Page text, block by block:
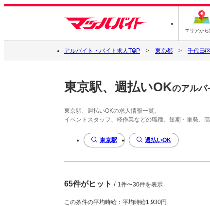
エリアから
アルバイト・バイト求人TOP 東京都 千代田区
東京駅、週払いOKのアルバ
東京駅、週払いOKの求人情報一覧。
イベントスタッフ、軽作業などの職種、短期・単発、
東京駅 週払いOK
65件がヒット / 1件〜30件を表示
この条件の平均時給：平均時給1,930円